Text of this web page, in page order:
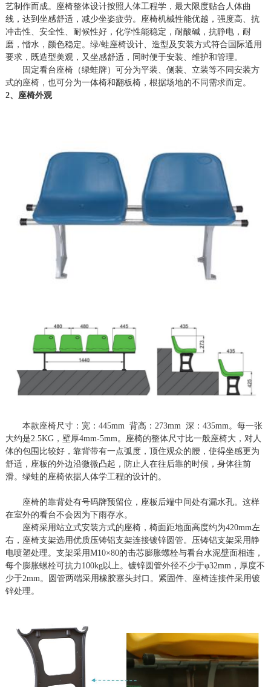
艺制作而成。座椅整体设计按照人体工程学，最大限度贴合人体曲
线，达到坐感舒适，减少坐姿疲劳。座椅机械性能优越，强度高、抗
冲击性、安全性、耐候性好，化学性能稳定，耐酸碱，抗静电，耐
磨，憎水，颜色稳定。绿/蛙座椅设计、造型及安装方式符合国际通用
要求，既造型美观，又坐感舒适，同时便于安装、维护和管理。
固定看台座椅（绿蛙牌）可分为平装、侧装、立装等不同安装方
式的座椅，也可分为一体椅和翻板椅，根据场地的不同需求而定。
2、座椅外观
本款座椅尺寸：宽： 445mm 背高： 273mm 深： 435mm。每一张
大约是2.5KG，壁厚4mm-5mm。座椅的整体尺寸比一般座椅大，对人
体的包围比较好，靠背带有一点弧度，顶住观众的腰，使得坐感更为
舒适，座板的外边沿微微凸起，防止人在往后靠的时候，身体往前
滑。绿蛙的座椅依据人体学工程的设计的。
座椅的靠背处有号码牌预留位，座板后端中间处有漏水孔。这样
在室外的看台不会因为下雨存水。
座椅采用站立式安装方式的座椅，椅面距地面高度约为420mm左
右，座椅支架选用优质压铸铝支架连接镀锌圆管。压铸铝支架采用静
电喷塑处理。支架采用M10×80的击芯膨胀螺栓与看台水泥壁面相连，
每个膨胀螺栓可抗力 100kg以上。镀锌圆管外径不少于φ32mm，厚度不
少于2mm。圆管两端采用橡胶塞头封口。紧固件、座椅连接件采用镀
锌处理。